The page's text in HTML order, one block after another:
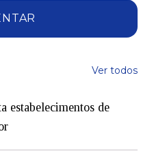
Ver todos
estabelecimentos de